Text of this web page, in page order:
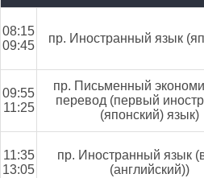
08:15
09:45
пр. Иностранный язык
09:55
11:25
пр. Письменный
перевод (первый
(японский) язык)
11:35
13:05
пр. Иностранный язык
(английский))